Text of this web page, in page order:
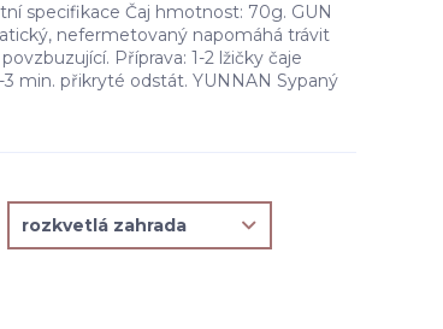
specifikace Čaj hmotnost: 70g. GUN
nefermetovaný napomáhá trávit
Příprava: 1-2 lžičky čaje
min. přikryté odstát. YUNNAN Sypaný